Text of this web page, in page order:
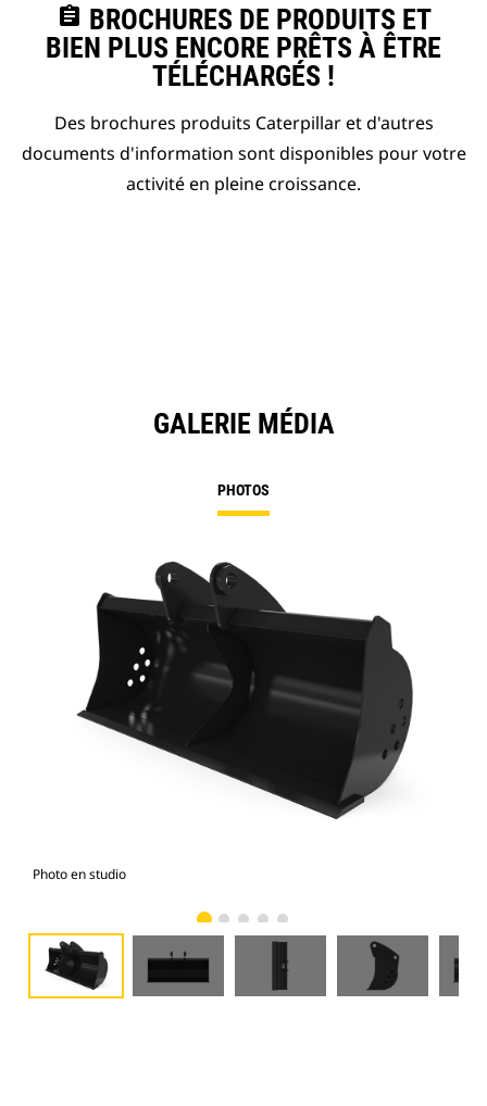
assignment BROCHURES DE PRODUITS ET
BIEN PLUS ENCORE PRÊTS À ÊTRE
TÉLÉCHARGÉS !
Des brochures produits Caterpillar et d'autres
documents d'information sont disponibles pour votre
activité en pleine croissance.
GALERIE MÉDIA
PHOTOS
Photo en studio